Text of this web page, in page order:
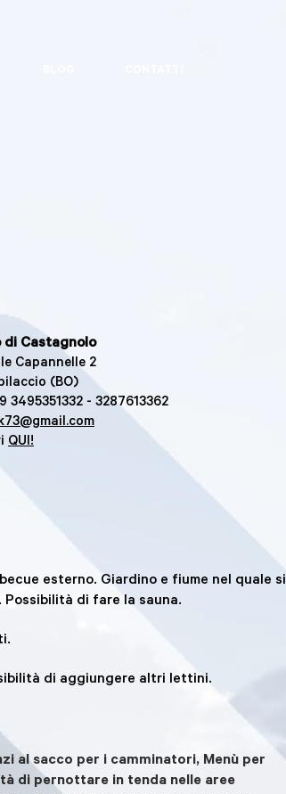
di Castagnolo
Capannelle 2
(BO)
3495351332 - 3287613362
QUI!
esterno. Giardino e fiume nel quale si
di fare la sauna.
di aggiungere altri lettini.
al sacco per i camminatori, Menù per
di pernottare in tenda nelle aree